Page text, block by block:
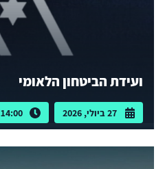
ועידת הביטחון הלאומי
27 ביולי, 2026 14:00 - 10:00